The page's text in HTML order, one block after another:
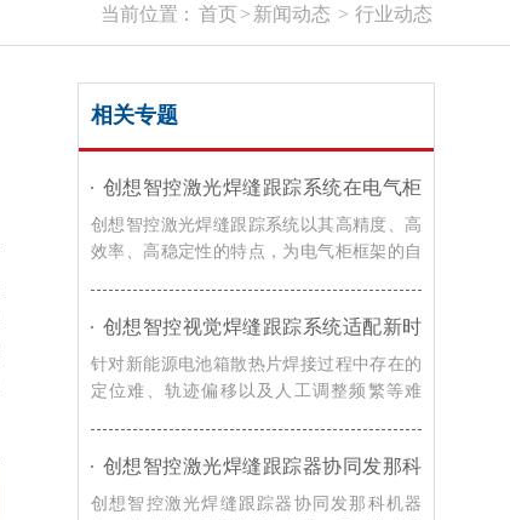
当前位置： 首页> 新闻动态 > 行业动态
相关专题
创想智控激光焊缝跟踪系统在电气柜
框架自动化焊接的应用
创想智控激光焊缝跟踪系统以其高精度、高
效率、高稳定性的特点，为电气柜框架的自
升了企业的竞争力。
创想智控视觉焊缝跟踪系统适配新时
达机器人，实现新能源电池箱散热片
焊接智能化升级
针对新能源电池箱散热片焊接过程中存在的
定位难、轨迹偏移以及人工调整频繁等难
级。
创想智控激光焊缝跟踪器协同发那科
机器人，实现转向架焊接精准自动化
创想智控激光焊缝跟踪器协同发那科机器